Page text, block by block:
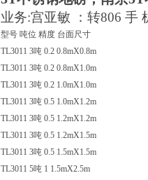
业务:宫亚敏 ： 转806 手
型号 吨位 精度 台面尺寸
TL3011 3吨 0.2 0.8mX0.8m
TL3011 3吨 0.2 0.8mX1.0m
TL3011 3吨 0.2 1.0mX1.0m
TL3011 3吨 0.5 1.0mX1.2m
TL3011 3吨 0.5 1.2mX1.2m
TL3011 3吨 0.5 1.2mX1.5m
TL3011 3吨 0.5 1.5mX1.5m
TL3011 5吨 1 1.5mX2.5m